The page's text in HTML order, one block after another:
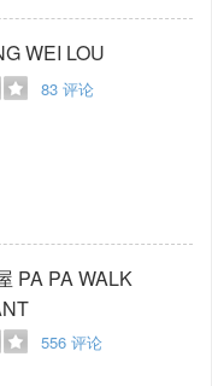
WEI LOU
83评论
PA PA WALK
556评论